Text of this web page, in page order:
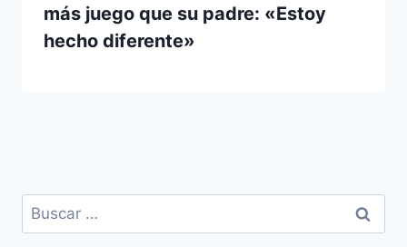
más juego que su padre: «Estoy
hecho diferente»